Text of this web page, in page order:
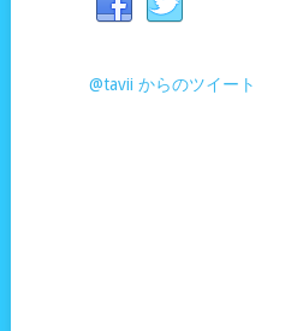
@tavii からのツイート